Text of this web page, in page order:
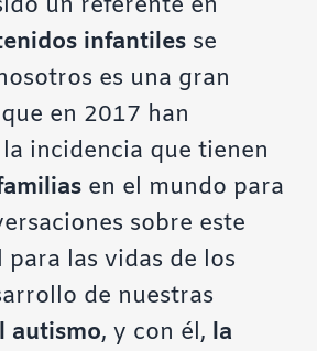
un referente en
infantiles se
es una gran
en 2017 han
incidencia que tienen
en el mundo para
sobre este
para las vidas de los
de nuestras
autismo, y con él, la